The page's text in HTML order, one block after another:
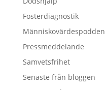
Fosterdiagnostik
Människovärdespodden
Pressmeddelande
Samvetsfrihet
Senaste från bloggen